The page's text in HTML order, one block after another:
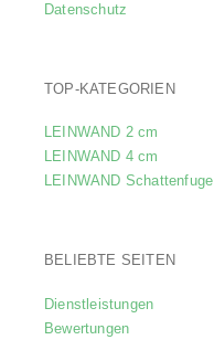
Datenschutz
TOP-KATEGORIEN
LEINWAND 2 cm
LEINWAND 4 cm
LEINWAND Schattenfuge
BELIEBTE SEITEN
Dienstleistungen
Bewertungen